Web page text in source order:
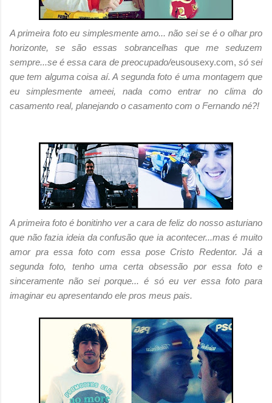
A primeira foto eu simplesmente amo... não sei se é o olhar pro
horizonte, se são essas sobrancelhas que me seduzem
sempre...se é essa cara de preocupado/eusousexy.com, só sei
que tem alguma coisa aí. A segunda foto é uma montagem que
eu simplesmente ameei, nada como entrar no clima do
casamento real, planejando o casamento com o Fernando né?!
A primeira foto é bonitinho ver a cara de feliz do nosso asturiano
que não fazia ideia da confusão que ia acontecer...mas é muito
amor pra essa foto com essa pose Cristo Redentor. Já a
segunda foto, tenho uma certa obsessão por essa foto e
sinceramente não sei porque... é só eu ver essa foto para
imaginar eu apresentando ele pros meus pais.